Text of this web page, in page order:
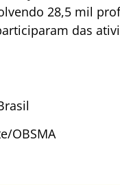
28,5 mil
das
OBSMA